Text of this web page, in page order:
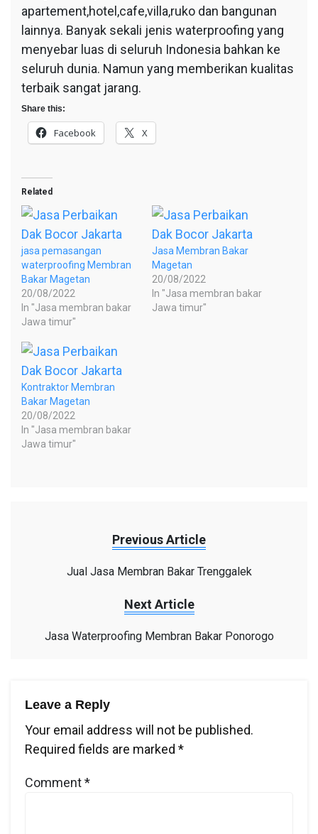
apartement,hotel,cafe,villa,ruko dan bangunan
lainnya. Banyak sekali jenis waterproofing yang
menyebar luas di seluruh Indonesia bahkan ke
seluruh dunia. Namun yang memberikan kualitas
terbaik sangat jarang.
Share this:
Facebook X
Related
jasa pemasangan
waterproofing Membran
Bakar Magetan
20/08/2022
In "Jasa membran bakar
Jawa timur"
Jasa Membran Bakar
Magetan
20/08/2022
In "Jasa membran bakar
Jawa timur"
Kontraktor Membran
Bakar Magetan
20/08/2022
In "Jasa membran bakar
Jawa timur"
Previous Article
Jual Jasa Membran Bakar Trenggalek
Next Article
Jasa Waterproofing Membran Bakar Ponorogo
Leave a Reply
Your email address will not be published.
Required fields are marked *
Comment*